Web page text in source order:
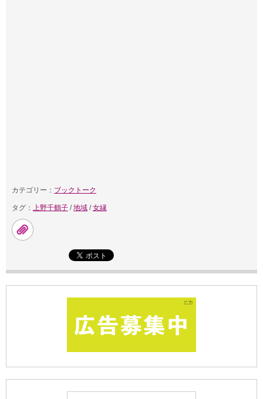
カテゴリー： ブックトーク
タグ： 上野千鶴子 /地域 /女縁